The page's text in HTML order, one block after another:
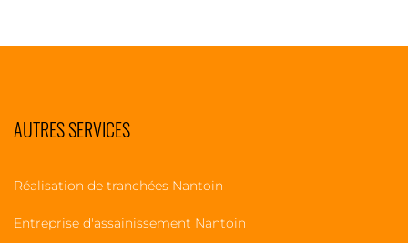
AUTRES SERVICES
Réalisation de tranchées Nantoin
Entreprise d'assainissement Nantoin